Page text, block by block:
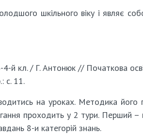
шкільного віку і являє
й кл. / Г. Антонюк // Початкова
с. 11.
на уроках. Методика його
проходить у 2 тури. Перший –
8-и категорій знань.